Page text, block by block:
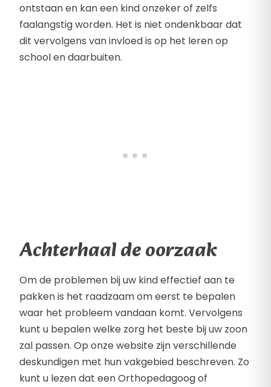
ontstaan en kan een kind onzeker of zelfs
faalangstig worden. Het is niet ondenkbaar dat
dit vervolgens van invloed is op het leren op
school en daarbuiten.
Achterhaal de oorzaak
Om de problemen bij uw kind effectief aan te
pakken is het raadzaam om eerst te bepalen
waar het probleem vandaan komt. Vervolgens
kunt u bepalen welke zorg het beste bij uw zoon
zal passen. Op onze website zijn verschillende
deskundigen met hun vakgebied beschreven. Zo
kunt u lezen dat een Orthopedagoog of